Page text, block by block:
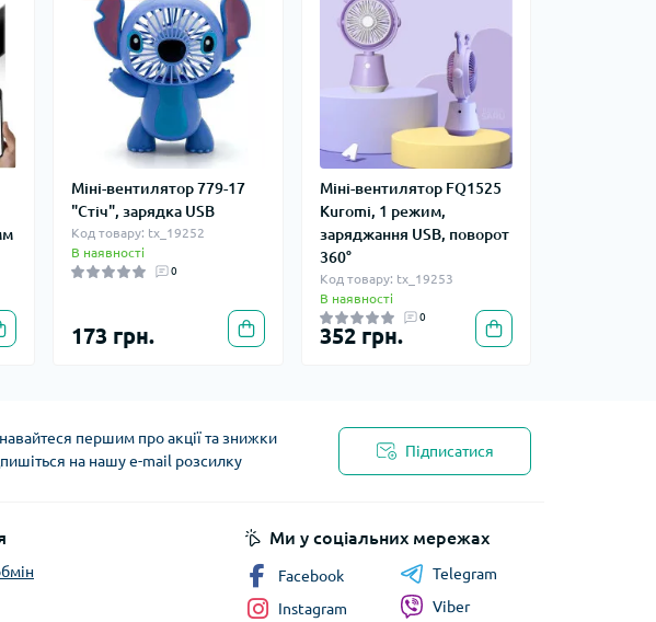
Міні-вентилятор 779-17
"Стіч", зарядка USB
Код товару: tx_19252
В наявності
0
173 грн.
Міні-вентилятор FQ1525
Kuromi, 1 режим,
заряджання USB, поворот
360°
Код товару: tx_19253
В наявності
0
352 грн.
першим про акції та знижки
на нашу e-mail розсилку
Підписатися
Ми у соціальних мережах
Facebook
Instagram
Telegram
Viber